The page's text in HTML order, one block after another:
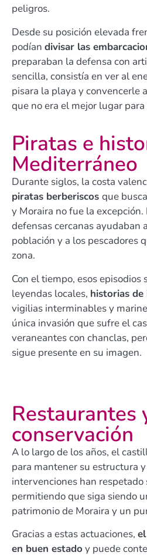
peligros.
Desde su posición elevada
podían divisar las
preparaban la defensa con
sencilla, consistía en ver al
pisara la playa y convencerle
que no era el mejor lugar
Piratas e
Mediterráneo
Durante siglos, la costa
piratas berberiscos que
y Moraira no fue la
defensas cercanas ayudaban
población y a los pescadores
zona.
Con el tiempo, esos episodios
leyendas locales, historias
vigilias interminables y
única invasión que sufre el
veraneantes con chanclas,
sigue presente en su imagen.
Restaurantes
conservación
A lo largo de los años, el
para mantener su estructura
intervenciones han respetado
permitiendo que siga siendo
patrimonio de Moraira y un
Gracias a estas actuaciones,
en buen estado y puede